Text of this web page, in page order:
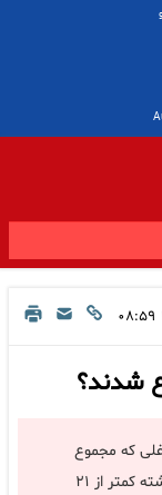
شدند؟
که مجموع
فروش خالص کالا یا ارائه خدمات آنها در سال گذشته کمتر از ۲۱